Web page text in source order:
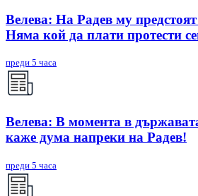
Велева: На Радев му
Няма кой да плати протести
преди 5 часа
Велева: В момента в
каже дума напреки на Радев!
преди 5 часа